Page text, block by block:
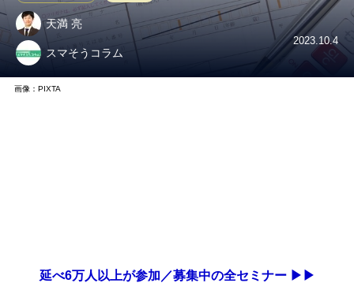
天満 亮
スマそうコラム
2023.10.4
画像：PIXTA
延べ6万人以上が参加／募集中の全セミナー ▶▶